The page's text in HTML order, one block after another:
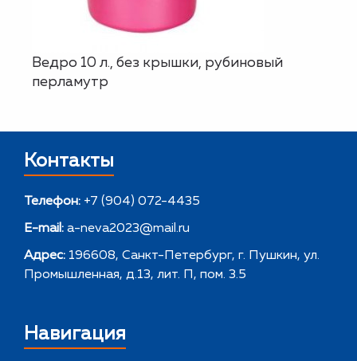
Ведро 10 л., без крышки, рубиновый
перламутр
Контакты
Телефон: +7 (904) 072-4435
E-mail: a-neva2023@mail.ru
Адрес: 196608, Санкт-Петербург, г. Пушкин, ул.
Промышленная, д.13, лит. П, пом. 3.5
Навигация